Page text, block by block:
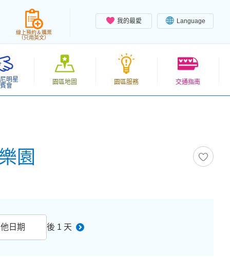
我的最愛 Language
線上預約＆購票
（只用英文）
明星
會
園區地圖 園區服務 交通指南
園
日期 後 1 天